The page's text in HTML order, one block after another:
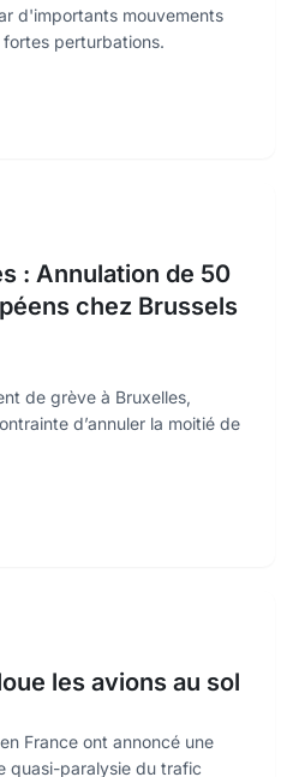
d'importants mouvements
perturbations.
: Annulation de 50
chez Brussels
de grève à Bruxelles,
d’annuler la moitié de
les avions au sol
France ont annoncé une
quasi-paralysie du trafic